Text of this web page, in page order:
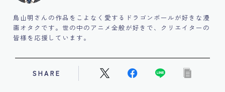
鳥山明さんの作品をこよなく愛するドラゴンボールが好きな漫
画オタクです。世の中のアニメ全般が好きで、クリエイターの
皆様を応援しています。
SHARE